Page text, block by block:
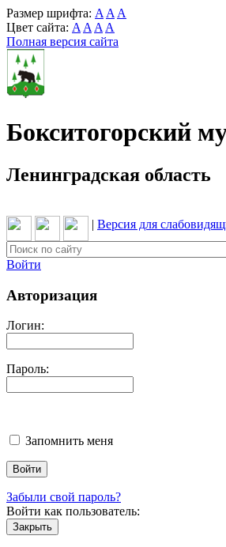
Размер шрифта: A A A
Цвет сайта: A A A A
Полная версия сайта
Бокситогорский
Ленинградская область
| Версия для
Войти
Авторизация
Логин:
Пароль:
Запомнить меня
Забыли свой пароль?
Войти как пользователь:
Закрыть